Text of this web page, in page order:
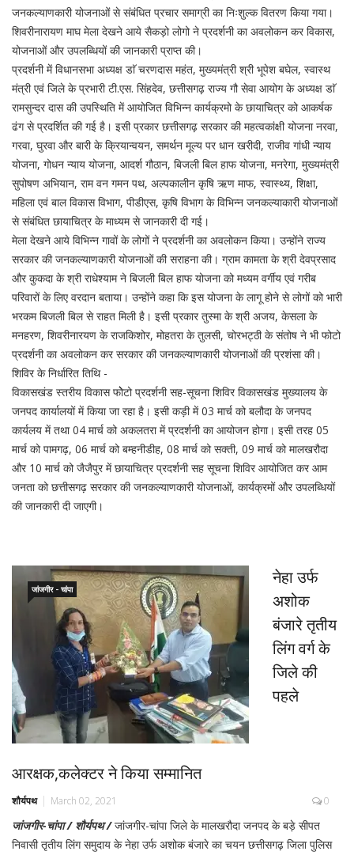
जनकल्याणकारी योजनाओं से संबंधित प्रचार समाग्री का निःशुल्क वितरण किया गया।
शिवरीनारायण माघ मेला देखने आये सैकड़ो लोगो ने प्रदर्शनी का अवलोकन कर विकास,
योजनाओं और उपलब्धियों की जानकारी प्राप्त की।
प्रदर्शनी में विधानसभा अध्यक्ष डाॅ चरणदास महंत, मुख्यमंत्री श्री भूपेश बघेल, स्वास्थ
मंत्री एवं जिले के प्रभारी टी.एस. सिंहदेव, छत्तीसगढ़ राज्य गौ सेवा आयोग के अध्यक्ष डाॅ
रामसुन्दर दास की उपस्थिति में आयोजित विभिन्न कार्यक्रमो के छायाचित्र को आकर्षक
ढंग से प्रदर्शित की गई है। इसी प्रकार छत्तीसगढ़ सरकार की महत्वकांक्षी योजना नरवा,
गरवा, घुरवा और बारी के क्रियान्वयन, समर्थन मूल्य पर धान खरीदी, राजीव गांधी न्याय
योजना, गोधन न्याय योजना, आदर्श गौठान, बिजली बिल हाफ योजना, मनरेगा, मुख्यमंत्री
सुपोषण अभियान, राम वन गमन पथ, अल्पकालीन कृषि ऋण माफ, स्वास्थ्य, शिक्षा,
महिला एवं बाल विकास विभाग, पीडीएस, कृषि विभाग के विभिन्न जनकल्याकारी योजनाओं
से संबंधित छायाचित्र के माध्यम से जानकारी दी गई।
मेला देखने आये विभिन्न गावों के लोगों ने प्रदर्शनी का अवलोकन किया। उन्होंने राज्य
सरकार की जनकल्याणकारी योजनाओं की सराहना की। ग्राम कामता के श्री देवप्रसाद
और कुकदा के श्री राधेश्याम ने बिजली बिल हाफ योजना को मध्यम वर्गीय एवं गरीब
परिवारों के लिए वरदान बताया। उन्होंने कहा कि इस योजना के लागू होने से लोगों को भारी
भरकम बिजली बिल से राहत मिली है। इसी प्रकार तुस्मा के श्री अजय, केसला के
मनहरण, शिवरीनारयण के राजकिशोर, मोहतरा के तुलसी, चोरभट्ठी के संतोष ने भी फोटो
प्रदर्शनी का अवलोकन कर सरकार की जनकल्याणकारी योजनाओं की प्रशंसा की।
शिविर के निर्धारित तिथि -
विकासखंड स्तरीय विकास फोेेटो प्रदर्शनी सह-सूचना शिविर विकासखंड मुख्यालय के
जनपद कार्यालयों में किया जा रहा है। इसी कड़ी में 03 मार्च को बलौदा के जनपद
कार्यलय में तथा 04 मार्च को अकलतरा में प्रदर्शनी का आयोजन होगा। इसी तरह 05
मार्च को पामगढ़, 06 मार्च को बम्हनीडीह, 08 मार्च को सक्ती, 09 मार्च को मालखरौदा
और 10 मार्च को जैजैपुर में छायाचित्र प्रदर्शनी सह सूचना शिविर आयोजित कर आम
जनता को छत्तीसगढ़ सरकार की जनकल्याणकारी योजनाओं, कार्यक्रमों और उपलब्धियों
की जानकारी दी जाएगी।
जांजगीर - चांपा
नेहा उर्फ
अशोक
बंजारे तृतीय
लिंग वर्ग के
जिले की
पहले
आरक्षक,कलेक्टर ने किया सम्मानित
शौर्यपथ March 02, 2021 0
जांजगीर-चांपा / शौर्यपथ / जांजगीर-चांपा जिले के मालखरौदा जनपद के बड़े सीपत
निवासी तृतीय लिंग समुदाय के नेहा उर्फ अशोक बंजारे का चयन छत्तीसगढ़ जिला पुलिस